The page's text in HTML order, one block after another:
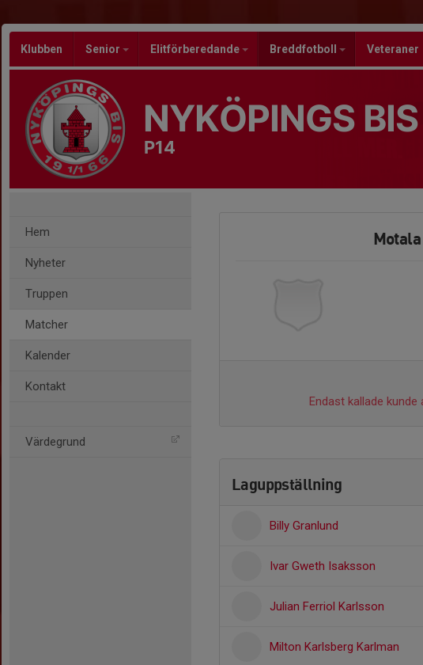
Klubben Senior Elitförberedande Breddfotboll Veteraner
NYKÖPINGS
P14
Hem
Nyheter
Truppen
Matcher
Kalender
Kontakt
Värdegrund
Endast kallade
Laguppställning
Billy Granlund
Ivar Gweth Isaksson
Julian Ferriol Karlsson
Milton Karlsberg Karlman